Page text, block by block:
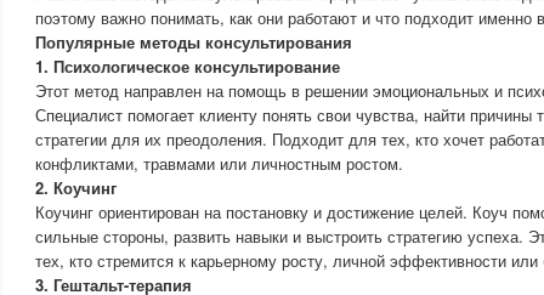
поэтому важно понимать, как они работают и что подходит именно
Популярные методы консультирования
1. Психологическое консультирование
Этот метод направлен на помощь в решении эмоциональных и
Специалист помогает клиенту понять свои чувства, найти причины
стратегии для их преодоления. Подходит для тех, кто хочет
конфликтами, травмами или личностным ростом.
2. Коучинг
Коучинг ориентирован на постановку и достижение целей. Коуч
сильные стороны, развить навыки и выстроить стратегию успеха.
тех, кто стремится к карьерному росту, личной эффективности
3. Гештальт-терапия